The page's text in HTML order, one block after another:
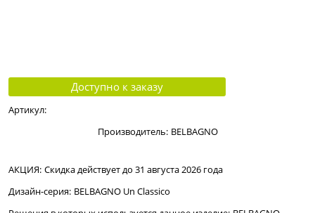
Доступно к заказу
Артикул:
Производитель: BELBAGNO
АКЦИЯ: Скидка действует до 31 августа 2026 года
Дизайн-серия: BELBAGNO Un Classico